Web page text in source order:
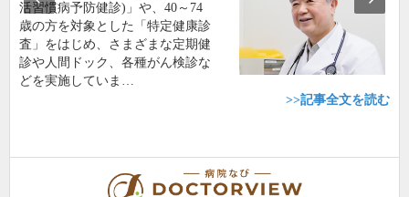
活習慣病予防健診)」や、40～74
歳の方を対象とした「特定健康診
査」をはじめ、さまざまな定期健
診や人間ドック、各種がん検診な
どを実施していま…
>>記事全文を読む